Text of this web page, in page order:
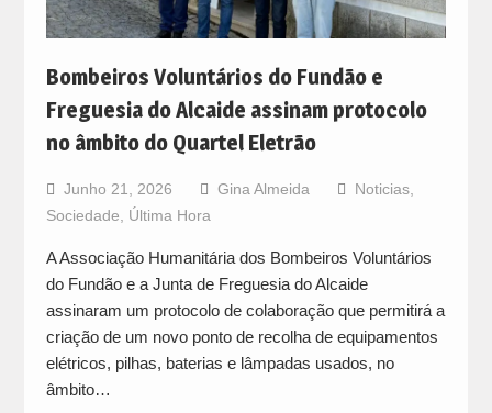
Bombeiros Voluntários do Fundão e
Freguesia do Alcaide assinam protocolo
no âmbito do Quartel Eletrão
Junho 21, 2026 Gina Almeida Noticias,
Sociedade
Última Hora
A Associação Humanitária dos Bombeiros Voluntários
do Fundão e a Junta de Freguesia do Alcaide
assinaram um protocolo de colaboração que permitirá a
criação de um novo ponto de recolha de equipamentos
elétricos, pilhas, baterias e lâmpadas usados, no
âmbito…